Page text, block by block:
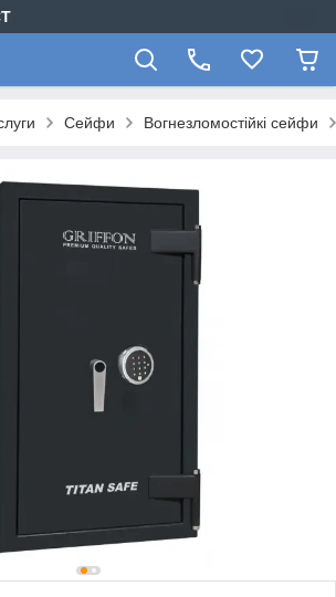
Сейфи Вогнезломостійкі сейфи